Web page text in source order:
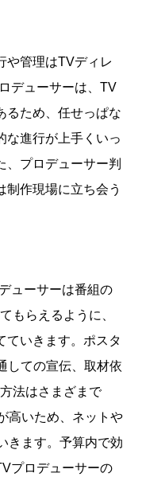
や管理はTVディレ
デューサーは、TV
るため、任せっぱな
な進行が上手くいっ
、プロデューサー判
制作現場に立ち会う
ューサーは番組の
もらえるように、
ていきます。ポスタ
しての宣伝、取材依
法はさまざまで
高いため、ネットや
きます。予算内で効
プロデューサーの